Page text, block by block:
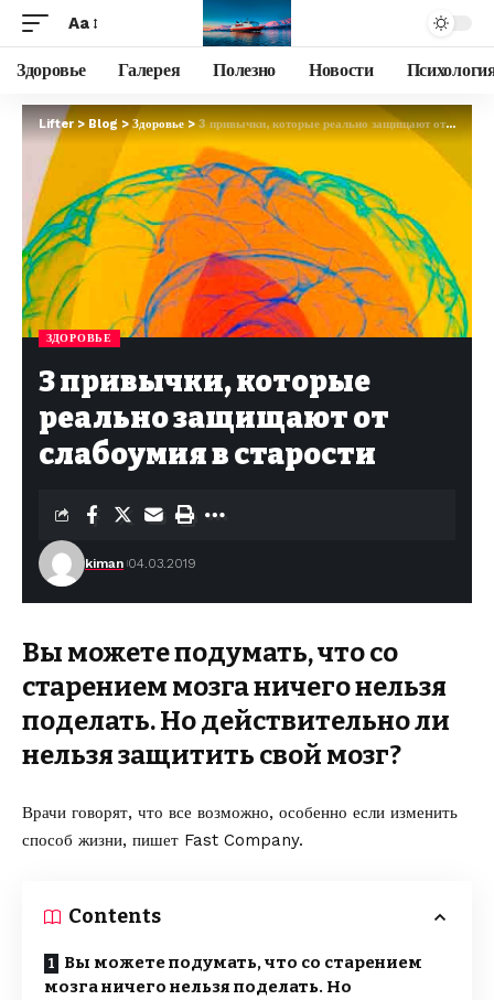
Aa
Здоровье Галерея Полезно Новости
Lifter>Blog>Здоровье>3 привычки, которые реально защищают от слабоумия в старости
ЗДОРОВЬЕ
3 привычки, которые
реально защищают от
слабоумия в старости
kiman 04.03.2019
Вы можете подумать, что со
старением мозга ничего нельзя
поделать. Но действительно ли
нельзя защитить свой мозг?
Врачи говорят, что все возможно, особенно если изменить
способ жизни, пишет Fast Company.
Contents
Вы можете подумать, что со старением
мозга ничего нельзя поделать. Но